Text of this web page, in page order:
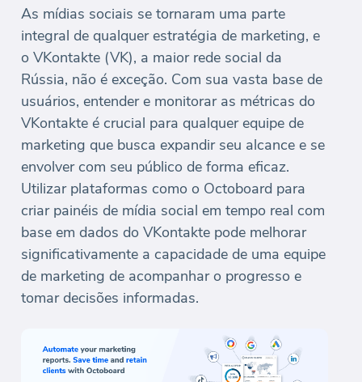
As mídias sociais se tornaram uma parte
integral de qualquer estratégia de marketing, e
o VKontakte (VK), a maior rede social da
Rússia, não é exceção. Com sua vasta base de
usuários, entender e monitorar as métricas do
VKontakte é crucial para qualquer equipe de
marketing que busca expandir seu alcance e se
envolver com seu público de forma eficaz.
Utilizar plataformas como o Octoboard para
criar painéis de mídia social em tempo real com
base em dados do VKontakte pode melhorar
significativamente a capacidade de uma equipe
de marketing de acompanhar o progresso e
tomar decisões informadas.